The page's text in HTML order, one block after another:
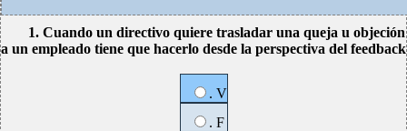
1. Cuando un directivo quiere trasladar una queja u objeción
a un empleado tiene que hacerlo desde la perspectiva del feedback
. V
. F